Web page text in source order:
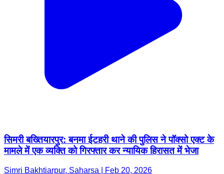
सिमरी बख्तियारपुर: बनमा ईटहरी थाने की पुलिस ने पॉक्सो एक्ट के
मामले में एक व्यक्ति को गिरफ्तार कर न्यायिक हिरासत में भेजा
Simri Bakhtiarpur, Saharsa | Feb 20, 2026